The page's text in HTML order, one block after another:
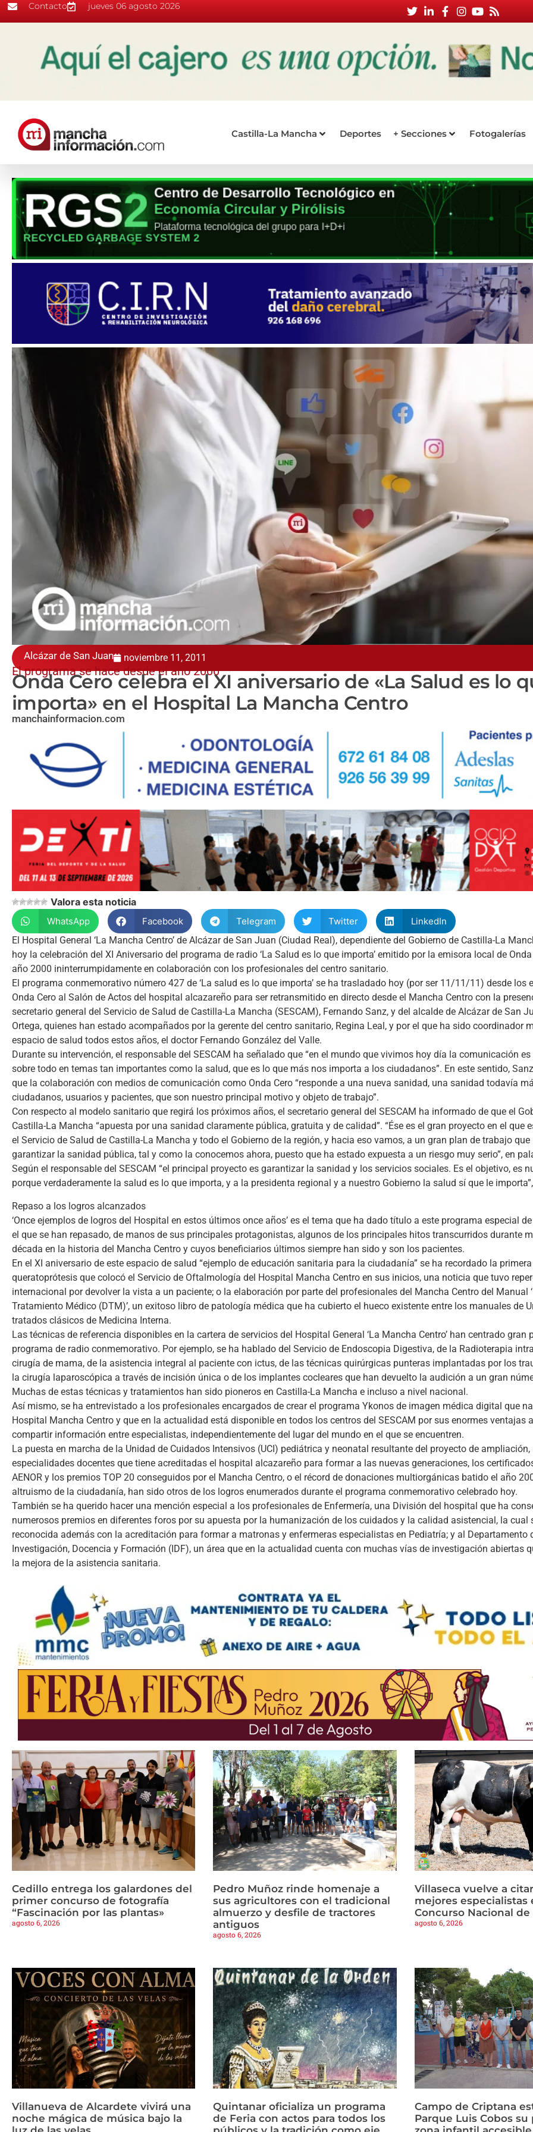
Contacto jueves 06 agosto 2026
Castilla-La Mancha Deportes + Secciones Fotogalerías
Alcázar de San Juan noviembre 11, 2011
El programa se hace desde el año 2000
Onda Cero celebra el XI aniversario de «La Salud es lo
importa» en el Hospital La Mancha Centro
manchainformacion.com
Valora esta noticia
WhatsApp Facebook Telegram Twitter
LinkedIn
El Hospital General ‘La Mancha Centro’ de Alcázar de San Juan (Ciudad Real), dependiente del Gobierno de Castilla-La
hoy la celebración del XI Aniversario del programa de radio ‘La Salud es lo que importa’ emitido por la emisora local de
año 2000 ininterrumpidamente en colaboración con los profesionales del centro sanitario.
El programa conmemorativo número 427 de ‘La salud es lo que importa’ se ha trasladado hoy (por ser 11/11/11) desde los
Onda Cero al Salón de Actos del hospital alcazareño para ser retransmitido en directo desde el Mancha Centro con la
secretario general del Servicio de Salud de Castilla-La Mancha (SESCAM), Fernando Sanz, y del alcalde de Alcázar de San
Ortega, quienes han estado acompañados por la gerente del centro sanitario, Regina Leal, y por el que ha sido coordinador
espacio de salud todos estos años, el doctor Fernando González del Valle.
Durante su intervención, el responsable del SESCAM ha señalado que “en el mundo que vivimos hoy día la comunicación
sobre todo en temas tan importantes como la salud, que es lo que más nos importa a los ciudadanos”. En este sentido,
que la colaboración con medios de comunicación como Onda Cero “responde a una nueva sanidad, una sanidad todavía
ciudadanos, usuarios y pacientes, que son nuestro principal motivo y objeto de trabajo”.
Con respecto al modelo sanitario que regirá los próximos años, el secretario general del SESCAM ha informado de que el
Castilla-La Mancha “apuesta por una sanidad claramente pública, gratuita y de calidad”. “Ése es el gran proyecto en el que
el Servicio de Salud de Castilla-La Mancha y todo el Gobierno de la región, y hacia eso vamos, a un gran plan de trabajo
garantizar la sanidad pública, tal y como la conocemos ahora, puesto que ha estado expuesta a un riesgo muy serio”, en
Según el responsable del SESCAM “el principal proyecto es garantizar la sanidad y los servicios sociales. Es el objetivo, es
porque verdaderamente la salud es lo que importa, y a la presidenta regional y a nuestro Gobierno la salud sí que le
Repaso a los logros alcanzados
‘Once ejemplos de logros del Hospital en estos últimos once años’ es el tema que ha dado título a este programa especial
el que se han repasado, de manos de sus principales protagonistas, algunos de los principales hitos transcurridos durante
década en la historia del Mancha Centro y cuyos beneficiarios últimos siempre han sido y son los pacientes.
En el XI aniversario de este espacio de salud “ejemplo de educación sanitaria para la ciudadanía” se ha recordado la primera
queratoprótesis que colocó el Servicio de Oftalmología del Hospital Mancha Centro en sus inicios, una noticia que tuvo
internacional por devolver la vista a un paciente; o la elaboración por parte del profesionales del Mancha Centro del Manual
Tratamiento Médico (DTM)’, un exitoso libro de patología médica que ha cubierto el hueco existente entre los manuales de
tratados clásicos de Medicina Interna.
Las técnicas de referencia disponibles en la cartera de servicios del Hospital General ‘La Mancha Centro’ han centrado gran
programa de radio conmemorativo. Por ejemplo, se ha hablado del Servicio de Endoscopia Digestiva, de la Radioterapia
cirugía de mama, de la asistencia integral al paciente con ictus, de las técnicas quirúrgicas punteras implantadas por los
la cirugía laparoscópica a través de incisión única o de los implantes cocleares que han devuelto la audición a un gran
Muchas de estas técnicas y tratamientos han sido pioneros en Castilla-La Mancha e incluso a nivel nacional.
Así mismo, se ha entrevistado a los profesionales encargados de crear el programa Ykonos de imagen médica digital que
Hospital Mancha Centro y que en la actualidad está disponible en todos los centros del SESCAM por sus enormes ventajas
compartir información entre especialistas, independientemente del lugar del mundo en el que se encuentren.
La puesta en marcha de la Unidad de Cuidados Intensivos (UCI) pediátrica y neonatal resultante del proyecto de
especialidades docentes que tiene acreditadas el hospital alcazareño para formar a las nuevas generaciones, los
AENOR y los premios TOP 20 conseguidos por el Mancha Centro, o el récord de donaciones multiorgánicas batido el año
altruismo de la ciudadanía, han sido otros de los logros enumerados durante el programa conmemorativo celebrado hoy.
También se ha querido hacer una mención especial a los profesionales de Enfermería, una División del hospital que ha
numerosos premios en diferentes foros por su apuesta por la humanización de los cuidados y la calidad asistencial, la cual
reconocida además con la acreditación para formar a matronas y enfermeras especialistas en Pediatría; y al Departamento
Investigación, Docencia y Formación (IDF), un área que en la actualidad cuenta con muchas vías de investigación abiertas
la mejora de la asistencia sanitaria.
Cedillo entrega los galardones del
primer concurso de fotografía
“Fascinación por las plantas»
agosto 6, 2026
Pedro Muñoz rinde homenaje a
sus agricultores con el tradicional
almuerzo y desfile de tractores
antiguos
agosto 6, 2026
Villaseca vuelve a
mejores especialistas
Concurso Nacional de
agosto 6, 2026
Villanueva de Alcardete vivirá una
noche mágica de música bajo la
Quintanar oficializa un programa
de Feria con actos para todos los
Campo de Criptana
Parque Luis Cobos su